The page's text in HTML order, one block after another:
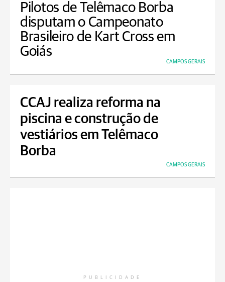
Pilotos de Telêmaco Borba
disputam o Campeonato
Brasileiro de Kart Cross em
Goiás
CAMPOS GERAIS
CCAJ realiza reforma na
piscina e construção de
vestiários em Telêmaco
Borba
CAMPOS GERAIS
PUBLICIDADE